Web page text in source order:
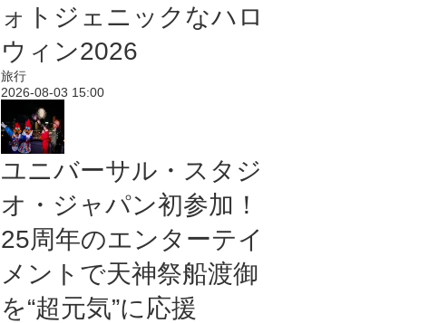
ォトジェニックなハロ
ウィン2026
旅行
2026-08-03 15:00
ユニバーサル・スタジ
オ・ジャパン初参加！
25周年のエンターテイ
メントで天神祭船渡御
を“超元気”に応援